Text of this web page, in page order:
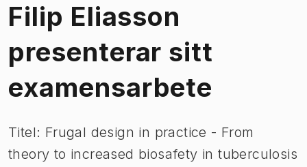
Filip Eliasson
presenterar sitt
examensarbete
Titel: Frugal design in practice - From
theory to increased biosafety in tuberculosis